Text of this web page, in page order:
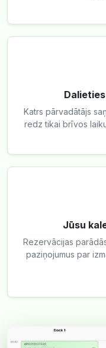
Katrs pārvadātājs
redz tikai brīvos
Jūsu
Rezervācijas
paziņojumus par